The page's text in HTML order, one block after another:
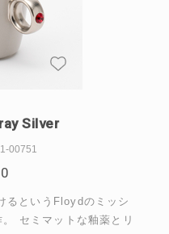
Silver
00751
るというFloydのミッシ
セミマットな釉薬とリ